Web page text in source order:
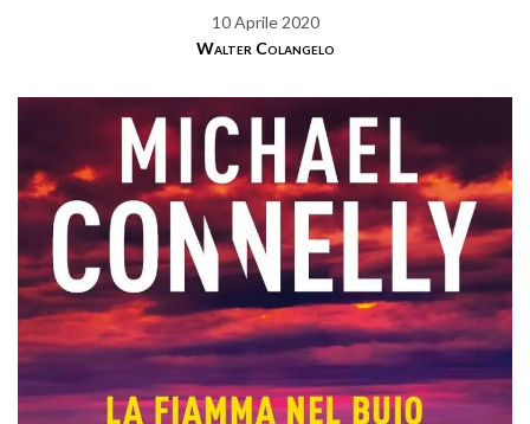
10 Aprile 2020
Walter Colangelo